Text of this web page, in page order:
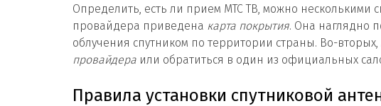
Определить, есть ли прием МТС ТВ, можно несколькими
провайдера приведена карта покрытия. Она наглядно
облучения спутником по территории страны. Во-
провайдера или обратиться в один из официальных
Правила установки спутниковой